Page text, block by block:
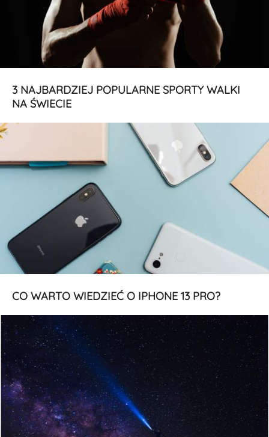
3 NAJBARDZIEJ POPULARNE SPORTY WALKI
NA ŚWIECIE
CO WARTO WIEDZIEĆ O IPHONE 13 PRO?